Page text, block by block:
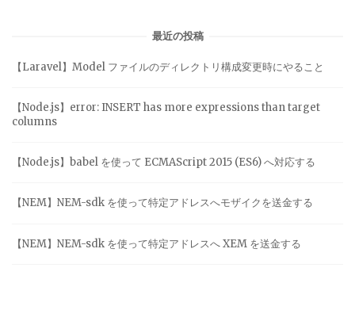
最近の投稿
【Laravel】Model ファイルのディレクトリ構成変更時にやること
【Node.js】error: INSERT has more expressions than target
columns
【Node.js】babel を使って ECMAScript 2015 (ES6) へ対応する
【NEM】NEM-sdk を使って特定アドレスへモザイクを送金する
【NEM】NEM-sdk を使って特定アドレスへ XEM を送金する